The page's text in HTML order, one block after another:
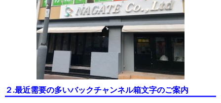
２.最近需要の多いバックチャンネル箱文字のご案内